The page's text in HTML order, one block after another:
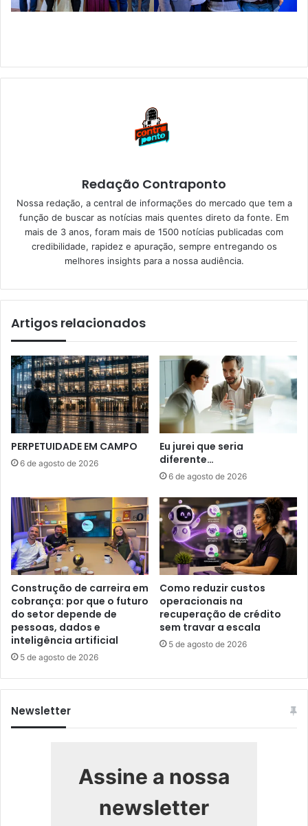
Redação Contraponto
Nossa redação, a central de informações do mercado que tem a
função de buscar as notícias mais quentes direto da fonte. Em
mais de 3 anos, foram mais de 1500 notícias publicadas com
credibilidade, rapidez e apuração, sempre entregando os
melhores insights para a nossa audiência.
Artigos relacionados
PERPETUIDADE EM CAMPO
6 de agosto de 2026
Eu jurei que seria
diferente…
6 de agosto de 2026
Construção de carreira em
cobrança: por que o futuro
do setor depende de
pessoas, dados e
inteligência artificial
5 de agosto de 2026
Como reduzir custos
operacionais na
recuperação de crédito
sem travar a escala
5 de agosto de 2026
Newsletter
Assine a nossa
newsletter